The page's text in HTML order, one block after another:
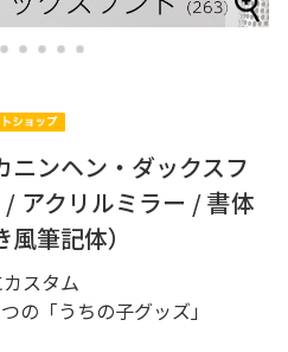
3 4 5 6 7
ニンヘン・ダックスフ
アクリルミラー / 書体
筆記体）
スタム
の「うちの子グッズ」